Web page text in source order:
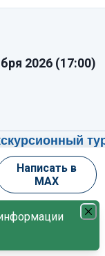
2026 (17:00)
→
→
по дням
Написать в
MAX